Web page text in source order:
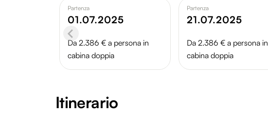
Partenza
01.07.2025
Da 2.386 € a persona in
cabina doppia
Partenza
21.07.2025
Da 2.386 € a persona in
cabina doppia
Itinerario